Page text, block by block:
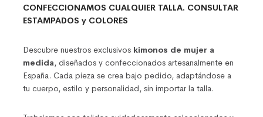
CONFECCIONAMOS CUALQUIER TALLA. CONSULTAR
ESTAMPADOS y COLORES
Descubre nuestros exclusivos kimonos de mujer a
medida, diseñados y confeccionados artesanalmente en
España. Cada pieza se crea bajo pedido, adaptándose a
tu cuerpo, estilo y personalidad, sin importar la talla.